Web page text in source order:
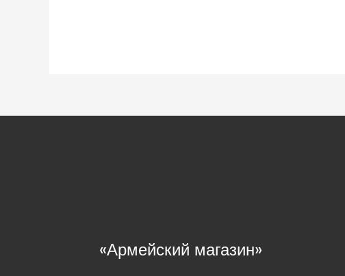
«Армейский магазин»